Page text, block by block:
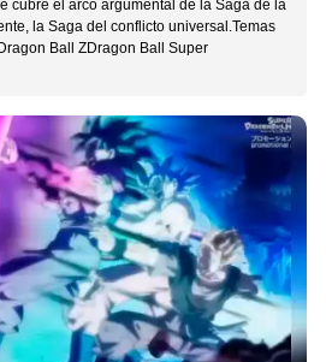
cubre el arco argumental de la Saga de la
la Saga del conflicto universal.Temas
Ball ZDragon Ball Super